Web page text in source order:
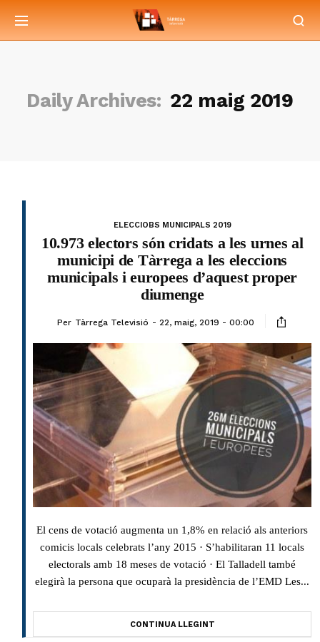
Daily Archives: 22 maig 2019
ELECCIOBS MUNICIPALS 2019
10.973 electors són cridats a les urnes al
municipi de Tàrrega a les eleccions
municipals i europees d’aquest proper
diumenge
Per Tàrrega Televisió 22, maig, 2019 - 00:00
El cens de votació augmenta un 1,8% en relació als anteriors
comicis locals celebrats l’any 2015 · S’habilitaran 11 locals
electorals amb 18 meses de votació · El Talladell també
elegirà la persona que ocuparà la presidència de l’EMD Les...
CONTINUA LLEGINT